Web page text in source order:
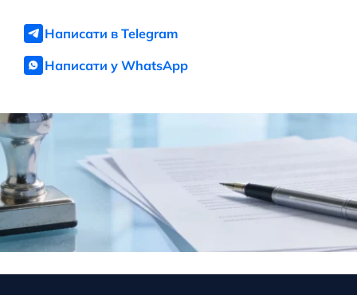
Написати в Telegram
Написати у WhatsApp